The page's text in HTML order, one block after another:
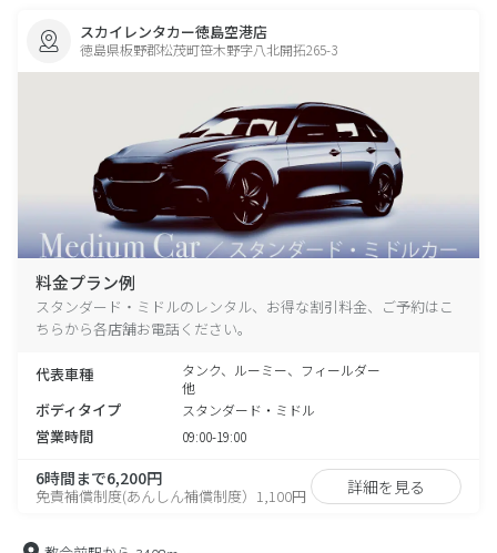
スカイレンタカー徳島空港店
徳島県板野郡松茂町笹木野字八北開拓265-3
料金プラン例
スタンダード・ミドルのレンタル、お得な割引料金、ご予約はこ
ちらから各店舗お電話ください。
代表車種
タンク、ルーミー、フィールダー
他
ボディタイプ スタンダード・ミドル
営業時間 09:00-19:00
6時間まで6,200円
免責補償制度(あんしん補償制度）1,100円 詳細を見る